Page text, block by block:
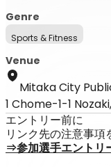
Genre
Sports & Fitness
Venue
Mitaka City
1 Chome-1-1
エントリー前に
リンク先の注意事項
⇒参加選手エントリ